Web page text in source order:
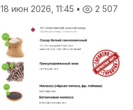
18 июн 2026, 11:45 • 2 507